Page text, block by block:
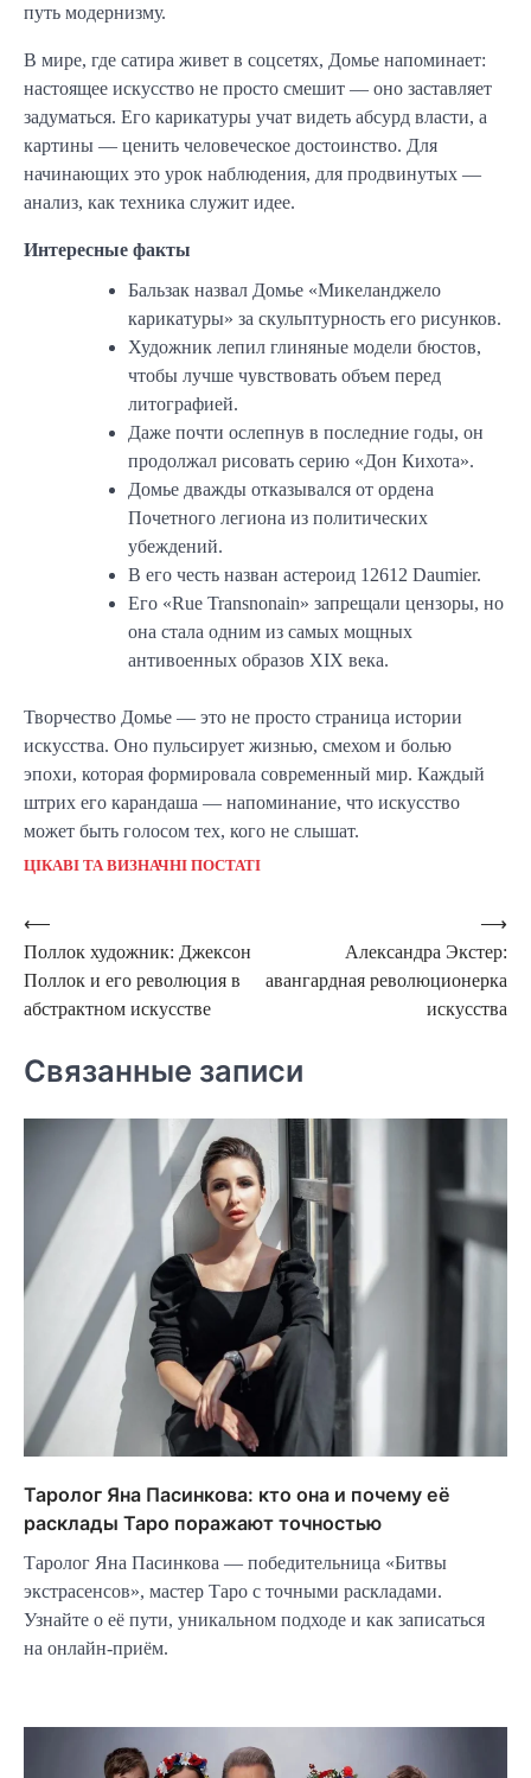
путь модернизму.
В мире, где сатира живет в соцсетях, Домье напоминает:
настоящее искусство не просто смешит — оно заставляет
задуматься. Его карикатуры учат видеть абсурд власти, а
картины — ценить человеческое достоинство. Для
начинающих это урок наблюдения, для продвинутых —
анализ, как техника служит идее.
Интересные факты
Бальзак назвал Домье «Микеланджело
карикатуры» за скульптурность его рисунков.
Художник лепил глиняные модели бюстов,
чтобы лучше чувствовать объем перед
литографией.
Даже почти ослепнув в последние годы, он
продолжал рисовать серию «Дон Кихота».
Домье дважды отказывался от ордена
Почетного легиона из политических
убеждений.
В его честь назван астероид 12612 Daumier.
Его «Rue Transnonain» запрещали цензоры, но
она стала одним из самых мощных
антивоенных образов XIX века.
Творчество Домье — это не просто страница истории
искусства. Оно пульсирует жизнью, смехом и болью
эпохи, которая формировала современный мир. Каждый
штрих его карандаша — напоминание, что искусство
может быть голосом тех, кого не слышат.
ЦІКАВІ ТА ВИЗНАЧНІ ПОСТАТІ
Навигация
по
записям
⟵
Поллок художник: Джексон
Поллок и его революция в
абстрактном искусстве
Александра Экстер:
авангардная революционерка
искусства
⟶
Связанные записи
Таролог Яна Пасинкова: кто она и почему её
расклады Таро поражают точностью
Таролог Яна Пасинкова — победительница «Битвы
экстрасенсов», мастер Таро с точными раскладами.
Узнайте о её пути, уникальном подходе и как записаться
на онлайн-приём.